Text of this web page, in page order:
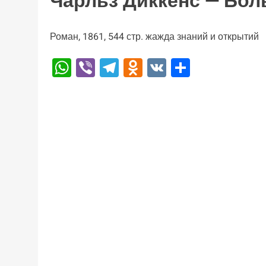
Роман, 1861, 544 стр. жажда знаний и открытий
WhatsApp
ViberTelegram
Odnoklassniki
VK